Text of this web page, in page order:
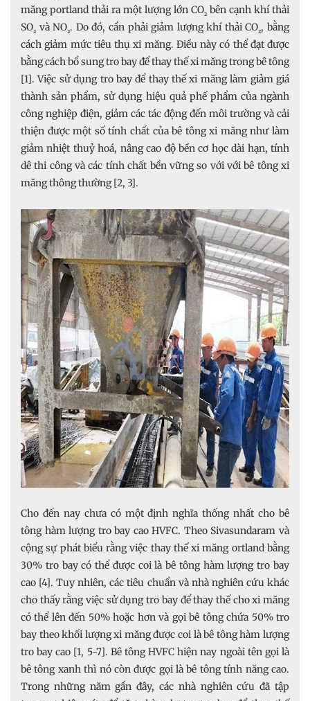
măng portland thải ra một lượng lớn CO₂ bên cạnh khí thải
SO₂ và NO₂. Do đó, cần phải giảm lượng khí thải CO₂, bằng
cách giảm mức tiêu thụ xi măng. Điều này có thể đạt được
bằng cách bổ sung tro bay để thay thế xi măng trong bê tông
[1]. Việc sử dụng tro bay để thay thế xi măng làm giảm giá
thành sản phẩm, sử dụng hiệu quả phế phẩm của ngành
công nghiệp điện, giảm các tác động đến môi trường và cải
thiện được một số tính chất của bê tông xi măng như làm
giảm nhiệt thuỷ hoá, nâng cao độ bền cơ học dài hạn, tính
dê thi công và các tính chất bền vững so với với bê tông xi
măng thông thường [2, 3].
Cho đến nay chưa có một định nghĩa thống nhất cho bê
tông hàm lượng tro bay cao HVFC. Theo Sivasundaram và
cộng sự phát biểu rằng việc thay thế xi măng ortland bằng
30% tro bay có thể được coi là bê tông hàm lượng tro bay
cao [4]. Tuy nhiên, các tiêu chuẩn và nhà nghiên cứu khác
cho thấy rằng việc sử dụng tro bay để thay thế cho xi măng
có thể lên đến 50% hoặc hơn và gọi bê tông chứa 50% tro
bay theo khối lượng xi măng được coi là bê tông hàm lượng
tro bay cao [1, 5-7]. Bê tông HVFC hiện nay ngoài tên gọi là
bê tông xanh thì nó còn được gọi là bê tông tính năng cao.
Trong những năm gần đây, các nhà nghiên cứu đã tập